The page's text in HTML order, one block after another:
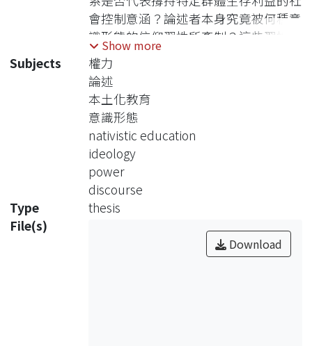
會控制意涵？論述者本身究竟被何種意
識形態的信仰習性所牽制？這些習性是
在何種社會條件下得以形成與發展？本
研究即在嘗試回答上述問題，並運用論
述分析法來進行研究。本文之架構主要
依照歷史脈絡的向度，先分析戰後國民
黨政權黨化教育的本質及其對台灣教育
發展的影響。接續則是本研究的重心，
筆者根據所擇取的四個主題事件之文本
內容的對立與爭議意涵，深入分析本土
化教育論述的權力機制與意識形態結
構。最後，提出總體研究發現：肯認習
性的形塑深受利益的影響，不同文化的
肯認者容易塑造穩固的邊界來進行排他
Show more
Subjects
權力
論述
本土化教育
意識形態
nativistic education
ideology
power
discourse
Type
thesis
File(s)
Download